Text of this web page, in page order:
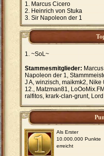
Marcus Cicero
Heinrich von Stuka
Sir Napoleon der 1
~SoL~
Stammesmitglieder:
Napoleon der 1,
J A, winzisch, maikmk2,
12., Matzman81,
ralfitos, krark-clan-grunt,
Als Erster
10.000.000 Punkte
erreicht